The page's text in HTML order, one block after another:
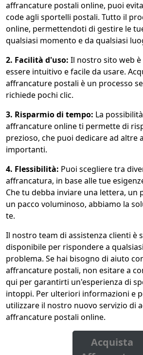
affrancature postali online, puoi
code agli sportelli postali. Tutto il
online, permettendoti di gestire le
qualsiasi momento e da qualsiasi
2. Facilità d'uso: Il nostro sito web
essere intuitivo e facile da usare.
affrancature postali è un processo
richiede pochi clic.
3. Risparmio di tempo: La
affrancature online ti permette di
prezioso, che puoi dedicare ad altre
importanti.
4. Flessibilità: Puoi scegliere tra
affrancatura, in base alle tue
Che tu debba inviare una lettera, un
un pacco voluminoso, abbiamo la
te.
Il nostro team di assistenza clienti è
disponibile per rispondere a
problema. Se hai bisogno di aiuto
affrancature postali, non esitare a
qui per garantirti un'esperienza di
intoppi. Per ulteriori informazioni e
utilizzare il nostro nuovo servizio di
affrancature postali online.
Acquista